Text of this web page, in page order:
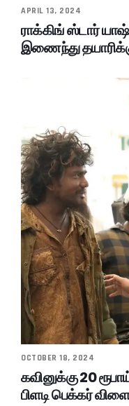
APRIL 13, 2024
ராக்கிங் ஸ்டார்
இணைந்து
OCTOBER 18, 2024
கவினுக்கு 20
பிளடி பெக்கர்